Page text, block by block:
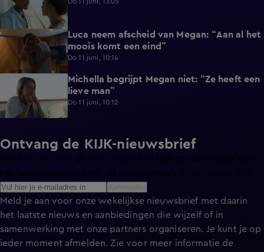
0:38
Luca neem afscheid van Megan: “Aan al het
moois komt een eind”
Do 11 juni, 10:14
0:22
Michella begrijpt Megan niet: “Ze heeft een
lieve man”
Do 11 juni, 10:12
Ontvang de KIJK-nieuwsbrief
Meld je aan voor de nieuwsbrief en blijf op de hoogte van
Meld je aan voor onze wekelijkse nieuwsbrief met daarin
het laatste nieuws en aanbiedingen die wijzelf of in
samenwerking met onze partners organiseren. Je kunt je op
ieder moment afmelden. Zie voor meer informatie de